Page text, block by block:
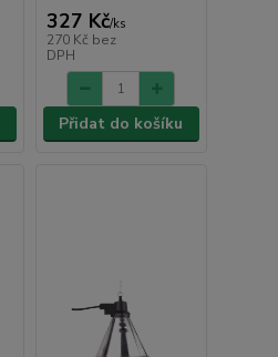
327 Kč/ks
270 Kč bez
DPH
Přidat do košíku